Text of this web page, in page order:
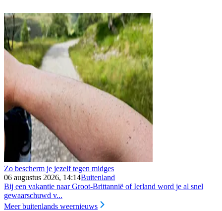
Zo bescherm je jezelf tegen midges
06 augustus 2026, 14:14Buitenland
Bij een vakantie naar Groot-Brittannië of Ierland word je al snel
gewaarschuwd v...
Meer buitenlands weernieuws